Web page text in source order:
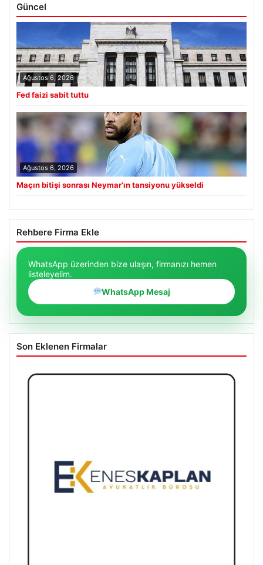
Güncel
Ağustos 6, 2026
Fed faizi sabit tuttu
Ağustos 6, 2026
Maçın bitişi sonrası Neymar’ın tansiyonu yükseldi
Rehbere Firma Ekle
WhatsApp üzerinden bize ulaşın, firmanızı hemen
listeleyelim.
WhatsApp Mesaj
Son Eklenen Firmalar